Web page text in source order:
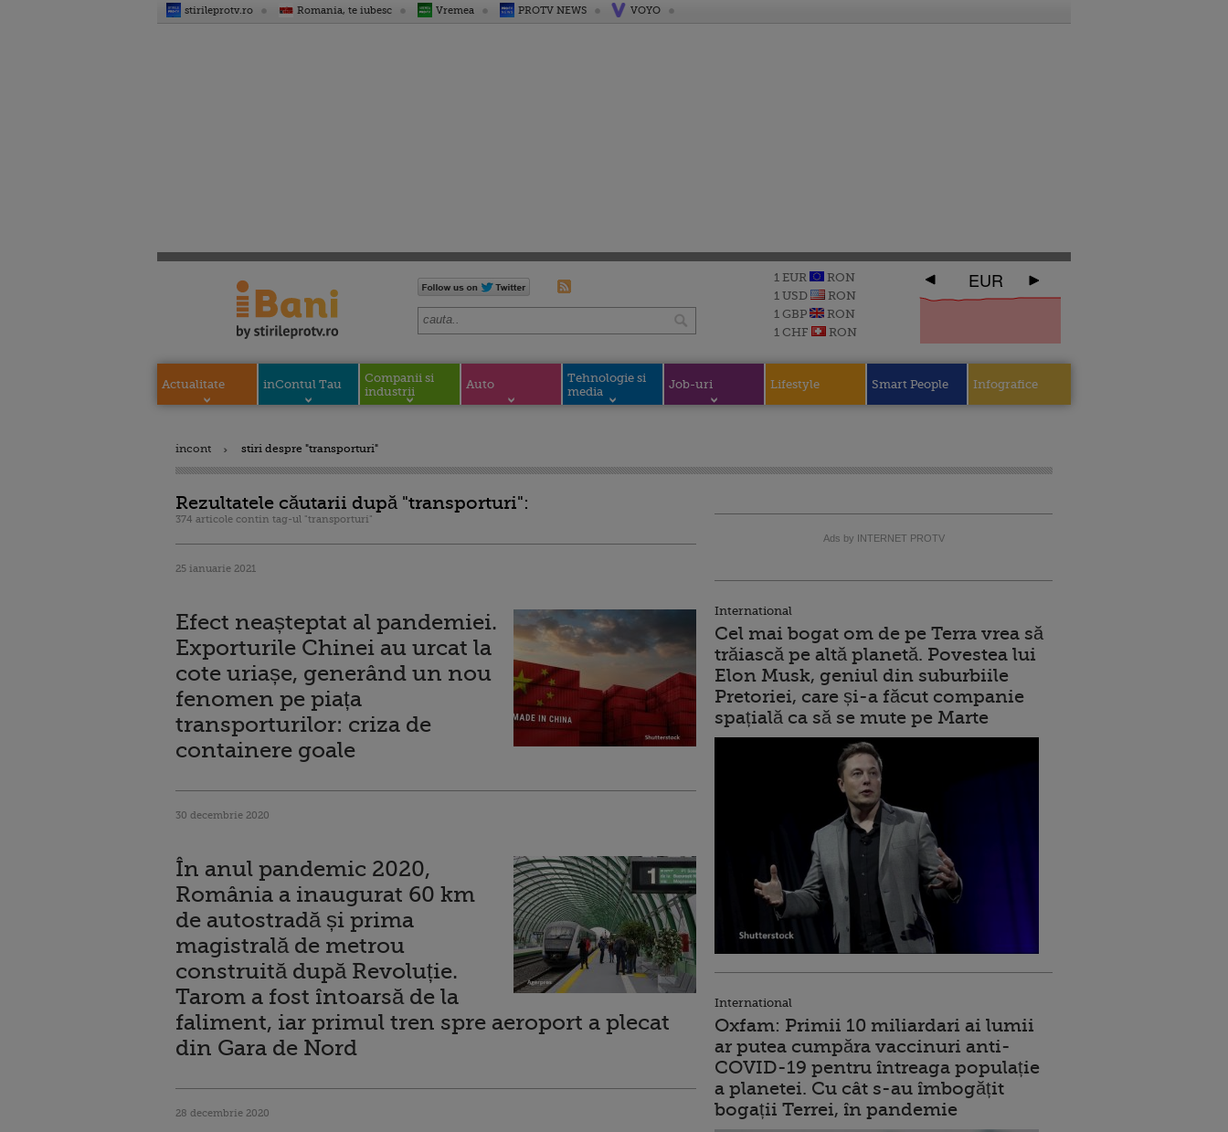
stirileprotv.ro Romania, te iubesc Vremea PROTV NEWS VOYO
1 EUR
RON
1 USD
RON
1 GBP
RON
1 CHF
RON
EUR
Actualitate inContul Tau
Companii si
industrii
Auto
Tehnologie si
media
Job-uri Lifestyle Smart People Infografice
incont stiri despre "transporturi"
Rezultatele căutarii după "transporturi":
374 articole contin tag-ul "transporturi"
25 ianuarie 2021
Efect neașteptat al pandemiei.
Exporturile Chinei au urcat la
cote uriașe, generând un nou
fenomen pe piața
transporturilor: criza de
containere goale
30 decembrie 2020
În anul pandemic 2020,
România a inaugurat 60 km
de autostradă și prima
magistrală de metrou
construită după Revoluție.
Tarom a fost întoarsă de la
faliment, iar primul tren spre aeroport a plecat
din Gara de Nord
28 decembrie 2020
Ads by INTERNET PROTV
International
Cel mai bogat om de pe Terra vrea să
trăiască pe altă planetă. Povestea lui
Elon Musk, geniul din suburbiile
Pretoriei, care și-a făcut companie
spațială ca să se mute pe Marte
International
Oxfam: Primii 10 miliardari ai lumii
ar putea cumpăra vaccinuri anti-
COVID-19 pentru întreaga populație
a planetei. Cu cât s-au îmbogățit
bogații Terrei, în pandemie